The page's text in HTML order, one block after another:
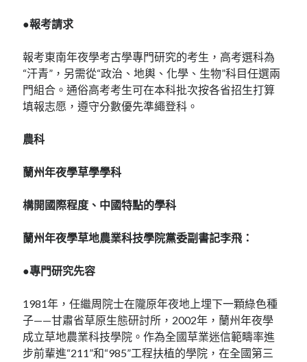
●報考請求
報考東南年夜學考古學專門研究的考生，高考選科為
“汗青”，另需從“政治、地輿、化學、生物”科目任選兩
門組合。通俗高考考生可在本科批次按各省招生打算
填報志愿，遵守分數優先準繩登科。
農科
蘭州年夜學草學學科
構開國際程度、中國特點的學科
蘭州年夜學草地農業科技學院黨委副書記李飛：
●專門研究先容
1981年，任繼周院士在隴原年夜地上埋下一顆綠色種
子——甘肅省草原生態研討所，2002年，蘭州年夜學
成立草地農業科技學院。作為全國草業迷信範疇率進
步前輩進“211”和“985”工程扶植的學院，在全國第三